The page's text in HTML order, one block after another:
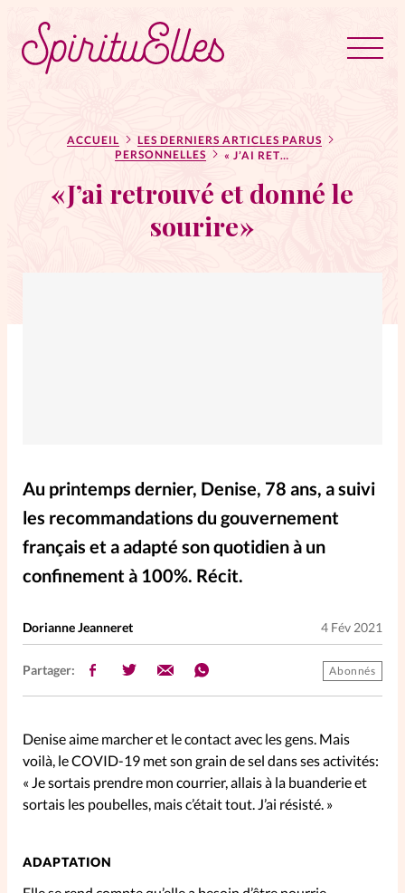
Tous les articles
Actus
Actus au féminin
Entre4yeux
L'anecdote
La Bible au féminin
Lifestyle
Littérature
PersonnElles
RelationnElles
Shopping Spi
Si(x) simple de...
SpirituElles
ACCUEIL
LES DERNIERS ARTICLES PARUS
PERSONNELLES
« J’AI RETROUVÉ ET DONNÉ LE SOURIRE »
« J’ai retrouvé et donné le
sourire »
Au printemps dernier, Denise, 78 ans, a suivi
les recommandations du gouvernement
français et a adapté son quotidien à un
confinement à 100%. Récit.
Dorianne Jeanneret 4 Fév 2021
Partager: Abonnés
Denise aime marcher et le contact avec les gens. Mais
voilà, le COVID-19 met son grain de sel dans ses activités:
« Je sortais prendre mon courrier, allais à la buanderie et
sortais les poubelles, mais c’était tout. J’ai résisté. »
ADAPTATION